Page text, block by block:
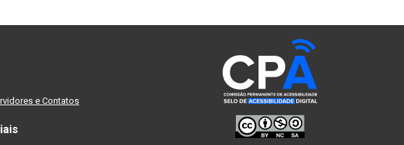
e Contatos